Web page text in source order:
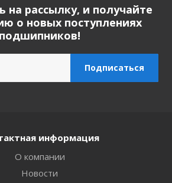
на рассылку, и получайте
о новых поступлениях
подшипников!
информация
О компании
Новости